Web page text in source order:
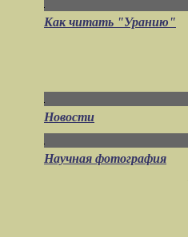
Как читать "Уранию"
Новости
Научная фотография